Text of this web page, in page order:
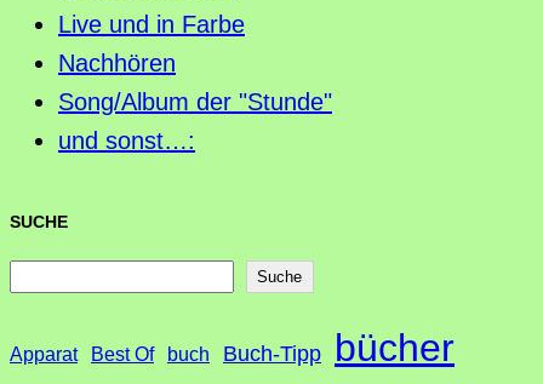
Live und in Farbe
Nachhören
Song/Album der "Stunde"
und sonst…:
SUCHE
c
Suche
Apparat Best Of buch Buch-Tipp bücher